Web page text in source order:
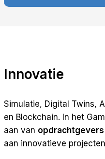
Innovatie
Simulatie, Digital Twins,
en Blockchain. In het
aan van opdrachtgevers
aan innovatieve